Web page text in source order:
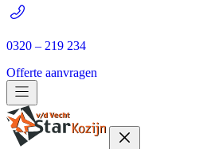
0320 – 219 234
Offerte aanvragen